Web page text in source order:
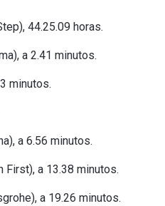
44.25.09 horas.
a 2.41 minutos.
minutos.
a 6.56 minutos.
First), a 13.38 minutos.
a 19.26 minutos.